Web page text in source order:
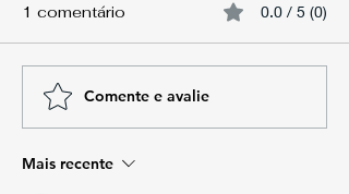
1 comentário 0.0 / 5 (0)
Comente e avalie
Mais recente